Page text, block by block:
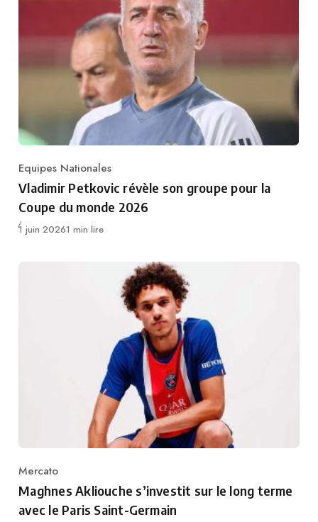
Category
Equipes Nationales
Vladimir Petkovic révèle son groupe pour la
Coupe du monde 2026
Publié
1 juin 20261 min lire
Category
Mercato
Maghnes Akliouche s’investit sur le long terme
avec le Paris Saint-Germain